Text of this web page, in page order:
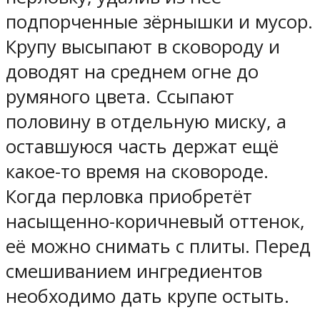
подпорченные зёрнышки и мусор.
Крупу высыпают в сковороду и
доводят на среднем огне до
румяного цвета. Ссыпают
половину в отдельную миску, а
оставшуюся часть держат ещё
какое-то время на сковороде.
Когда перловка приобретёт
насыщенно-коричневый оттенок,
её можно снимать с плиты. Перед
смешиванием ингредиентов
необходимо дать крупе остыть.